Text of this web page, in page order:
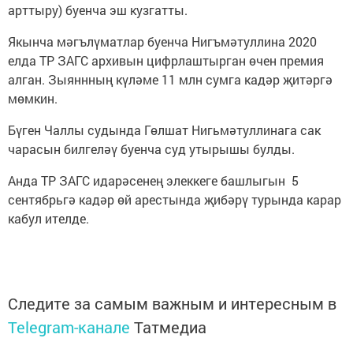
арттыру) буенча эш кузгатты.
Якынча мәгълүматлар буенча Нигъмәтуллина 2020
елда ТР ЗАГС архивын цифрлаштырган өчен премия
алган. Зыяннның күләме 11 млн сумга кадәр җитәргә
мөмкин.
Бүген Чаллы судында Гөлшат Нигьмәтуллинага сак
чарасын билгеләү буенча суд утырышы булды.
Анда ТР ЗАГС идарәсенең элеккеге башлыгын 5
сентябрьгә кадәр өй арестында җибәрү турында карар
кабул ителде.
Следите за самым важным и интересным в
Telegram-канале Татмедиа